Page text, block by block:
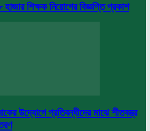
হাজার শিক্ষক নিয়োগের বিজ্ঞপ্তি প্রকাশ
উদ্যোগে প্রতিবন্ধীদের মাঝে শীতবস্ত্র